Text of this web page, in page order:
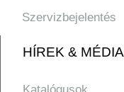
Szervizbejelentés
HÍREK & MÉDIA